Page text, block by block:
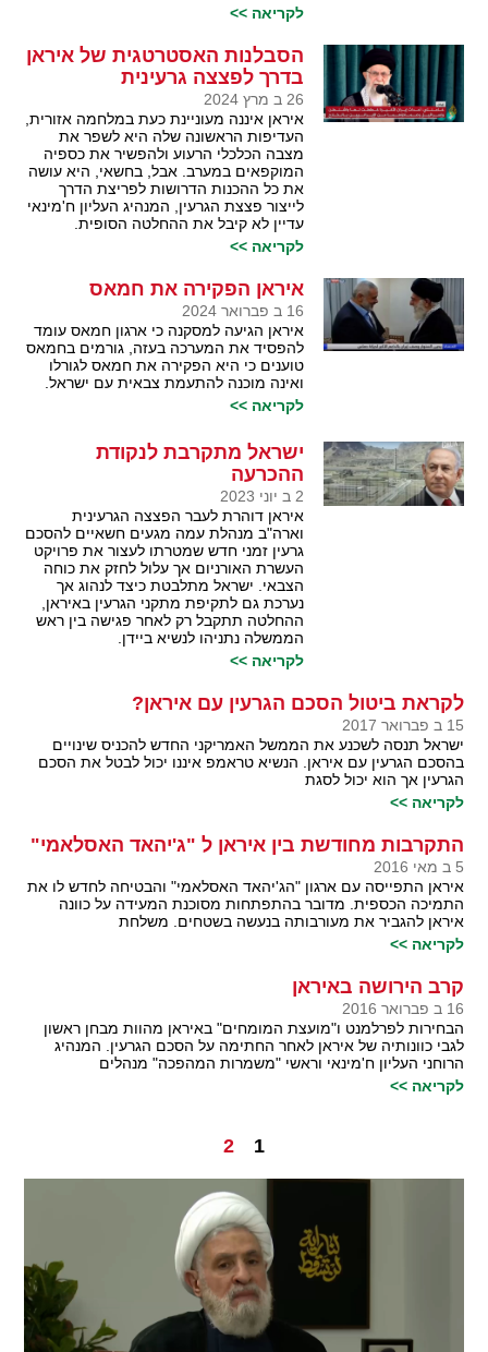
לקריאה >>
הסבלנות האסטרטגית של איראן
בדרך לפצצה גרעינית
26 ב מרץ 2024
איראן איננה מעוניינת כעת במלחמה אזורית,
העדיפות הראשונה שלה היא לשפר את
מצבה הכלכלי הרעוע ולהפשיר את כספיה
המוקפאים במערב. אבל, בחשאי, היא עושה
את כל ההכנות הדרושות לפריצת הדרך
לייצור פצצת הגרעין, המנהיג העליון ח'מינאי
עדיין לא קיבל את ההחלטה הסופית.
לקריאה >>
איראן הפקירה את חמאס
16 ב פברואר 2024
איראן הגיעה למסקנה כי ארגון חמאס עומד
להפסיד את המערכה בעזה, גורמים בחמאס
טוענים כי היא הפקירה את חמאס לגורלו
ואינה מוכנה להתעמת צבאית עם ישראל.
לקריאה >>
ישראל מתקרבת לנקודת
ההכרעה
2 ב יוני 2023
איראן דוהרת לעבר הפצצה הגרעינית
וארה"ב מנהלת עמה מגעים חשאיים להסכם
גרעין זמני חדש שמטרתו לעצור את פרויקט
העשרת האורניום אך עלול לחזק את כוחה
הצבאי. ישראל מתלבטת כיצד לנהוג אך
נערכת גם לתקיפת מתקני הגרעין באיראן,
ההחלטה תתקבל רק לאחר פגישה בין ראש
הממשלה נתניהו לנשיא ביידן.
לקריאה >>
לקראת ביטול הסכם הגרעין עם איראן?
15 ב פברואר 2017
ישראל תנסה לשכנע את הממשל האמריקני החדש להכניס שינויים
בהסכם הגרעין עם איראן. הנשיא טראמפ איננו יכול לבטל את הסכם
הגרעין אך הוא יכול לסגת
לקריאה >>
התקרבות מחודשת בין איראן ל "ג'יהאד האסלאמי"
5 ב מאי 2016
איראן התפייסה עם ארגון "הג'יהאד האסלאמי" והבטיחה לחדש לו את
התמיכה הכספית. מדובר בהתפתחות מסוכנת המעידה על כוונה
איראן להגביר את מעורבותה בנעשה בשטחים. משלחת
לקריאה >>
קרב הירושה באיראן
16 ב פברואר 2016
הבחירות לפרלמנט ו"מועצת המומחים" באיראן מהוות מבחן ראשון
לגבי כוונותיה של איראן לאחר החתימה על הסכם הגרעין. המנהיג
הרוחני העליון ח'מינאי וראשי "משמרות המהפכה" מנהלים
לקריאה >>
1
2